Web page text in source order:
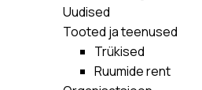
Uudised
Tooted ja teenused
Trükised
Ruumide rent